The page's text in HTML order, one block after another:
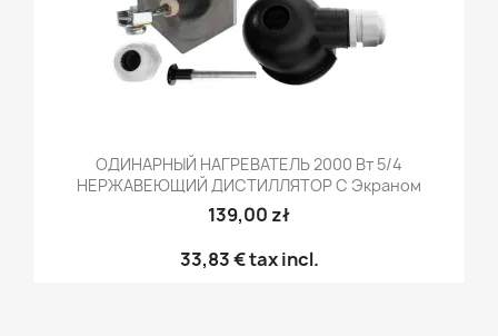
ОДИНАРНЫЙ НАГРЕВАТЕЛЬ 2000 Вт 5/4
НЕРЖАВЕЮЩИЙ ДИСТИЛЛЯТОР С Экраном
139,00 zł
33,83 €tax incl.